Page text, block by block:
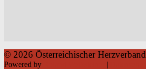
© 2026 Österreichischer Herzverband
Powered by |